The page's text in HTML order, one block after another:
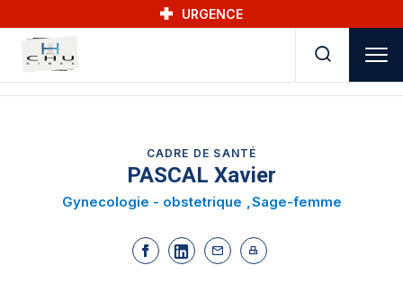
URGENCE
CADRE DE SANTÉ
PASCAL Xavier
Gynecologie - obstetrique Sage-femme